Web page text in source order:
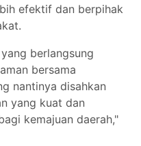
efektif dan berpihak
berlangsung
bersama
nantinya disahkan
yang kuat dan
kemajuan daerah,"